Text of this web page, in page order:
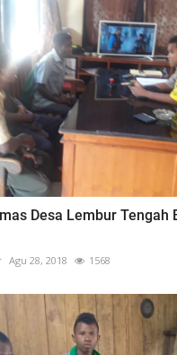
Desa Lembur Tengah
Agu 28, 2018 1568